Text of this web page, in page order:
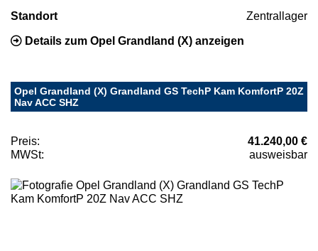
Standort Zentrallager
Details zum Opel Grandland (X) anzeigen
Opel Grandland (X) Grandland GS TechP Kam KomfortP 20Z
Nav ACC SHZ
Preis:
41.240,00 €
MWSt:
ausweisbar